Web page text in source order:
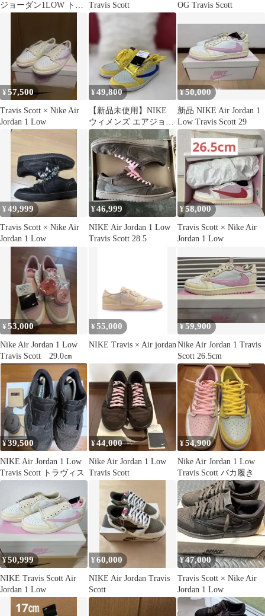
ジョーダン1LOW トロ
Travis Scott
OG Travis Scott
¥57,500
Travis Scott × Nike Air
Jordan 1 Low
¥49,800
【新品未使用】NIKE
ウィメンズ エアジョー
ダン 1 LOW OG SP
¥50,000
新品 NIKE Air Jordan 1
Low Travis Scott 29
¥49,999
Travis Scott × Nike Air
Jordan 1 Low
¥46,999
NIKE Air Jordan 1 Low
Travis Scott 28.5
¥58,000
Travis Scott × Nike Air
Jordan 1 Low
¥53,000
Nike Air Jordan 1 Low
Travis Scott 29.0㎝
¥55,000
NIKE Travis × Air jordan
¥59,900
Nike Air Jordan 1 Travis
Scott 26.5cm
¥39,500
NIKE Air Jordan 1 Low
Travis Scott トラヴィス
¥44,000
Nike Air Jordan 1 Low
Travis Scott
¥54,900
Nike Air Jordan 1 Low
Travis Scott バカ履き
¥50,999
NIKE Travis Scott Air
Jordan 1 Low
¥60,000
NIKE Air Jordan Travis
Scott
¥47,000
Travis Scott × Nike Air
Jordan 1 Low